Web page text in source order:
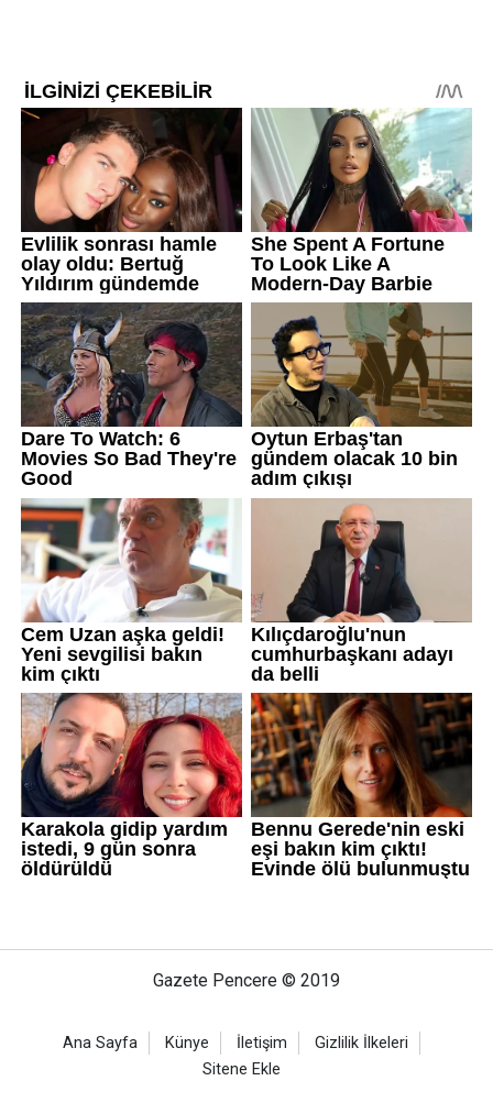
Gazete Pencere © 2019
Ana Sayfa Künye İletişim
Gizlilik İlkeleri
Sitene Ekle